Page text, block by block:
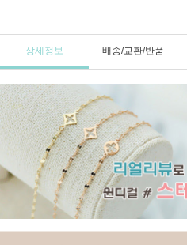
상세정보 배송/교환/반품